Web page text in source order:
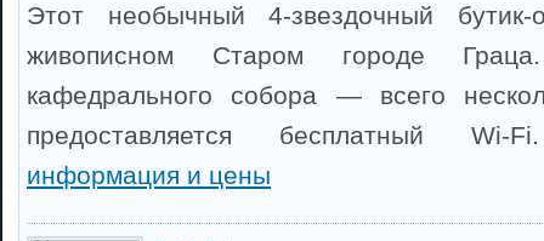
Этот необычный 4-звездочный бутик-
живописном Старом городе
кафедрального собора — всего
предоставляется бесплатный
информация и цены